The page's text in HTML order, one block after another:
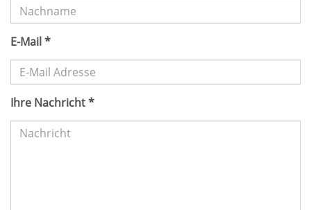
E-Mail *
Ihre Nachricht*